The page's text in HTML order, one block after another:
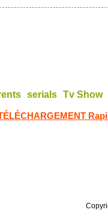
serials Tv Show